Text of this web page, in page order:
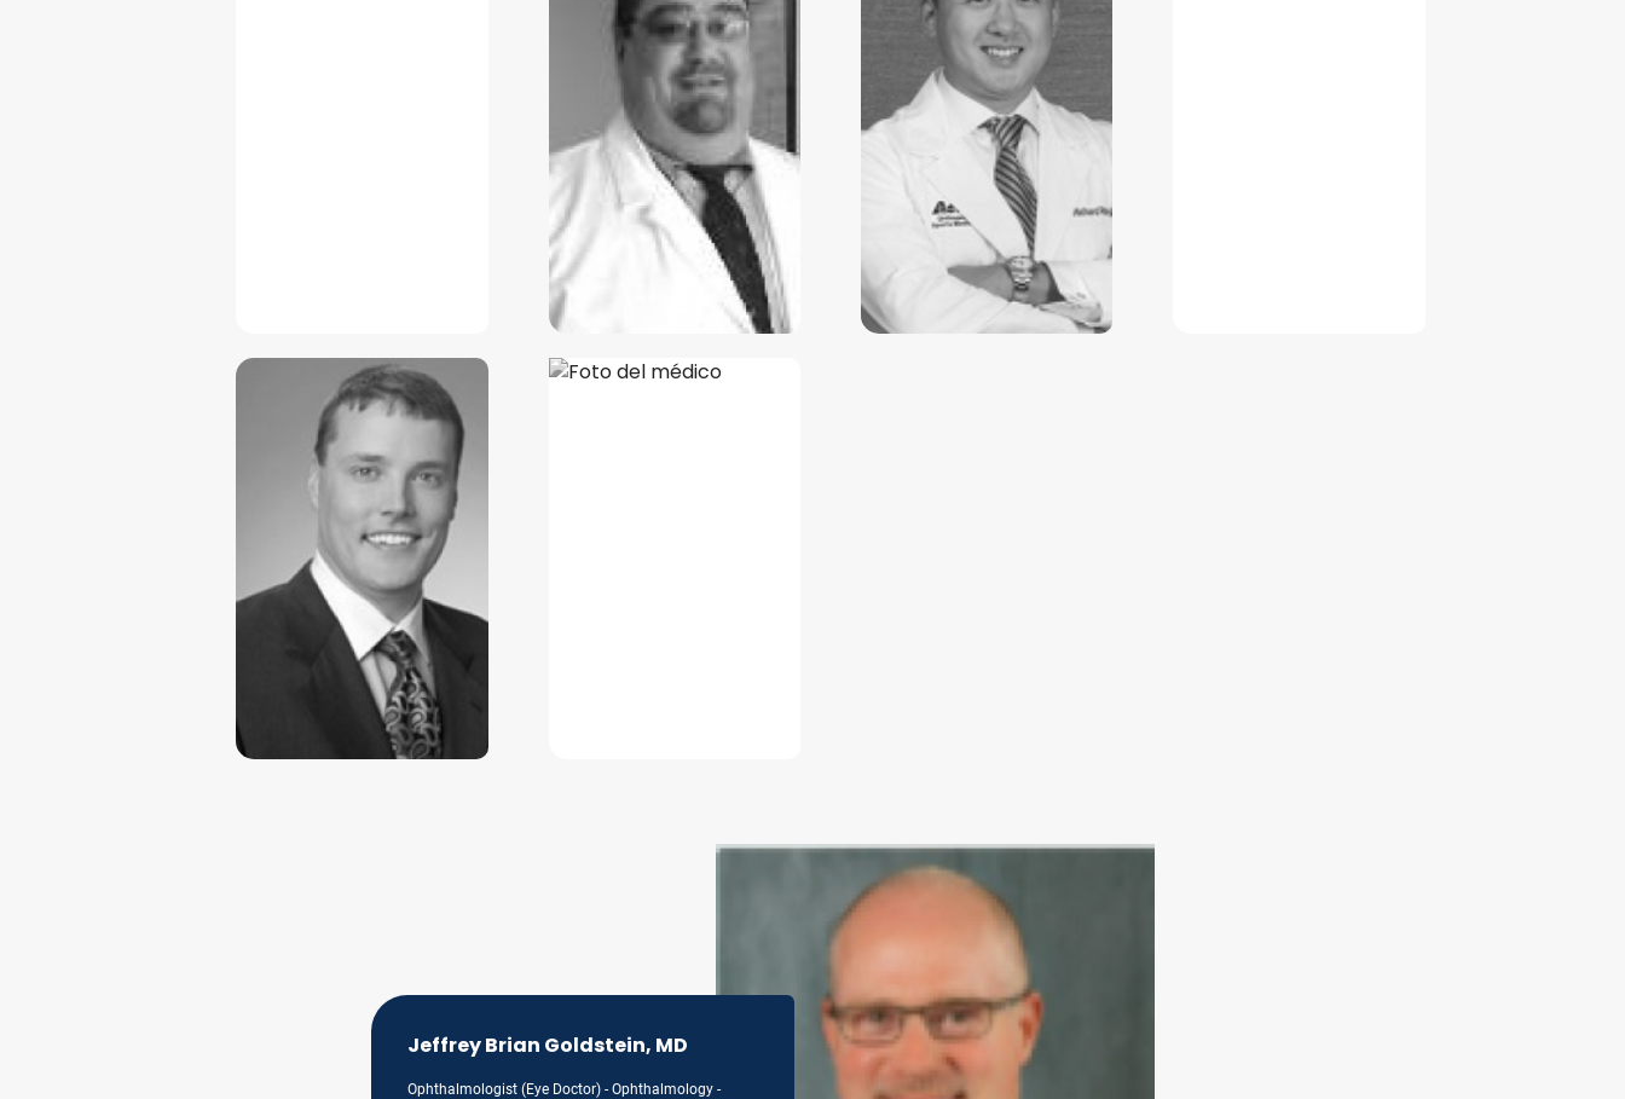
Jeffrey Brian Goldstein, MD
Ophthalmologist (Eye Doctor) - Ophthalmology -